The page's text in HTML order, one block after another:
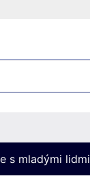
s mladými lidmi